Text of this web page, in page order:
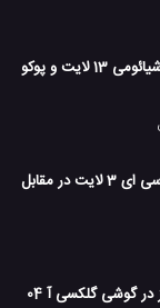
مقایسه گلکسی آ 54 با شیائومی 13 لایت و پوکو
مقایسه وان پلاس نورد سی ای 3 لایت در مقابل
تست بازی موبایل لجندز در گوشی گلکسی آ 04